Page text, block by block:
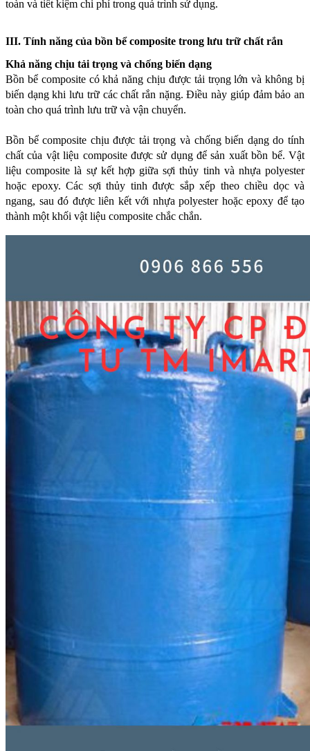
toàn và tiết kiệm chi phí trong quá trình sử dụng.
III. Tính năng của bồn bể composite trong lưu trữ chất rắn
Khả năng chịu tải trọng và chống biến dạng
Bồn bể composite có khả năng chịu được tải trọng lớn và không bị
biến dạng khi lưu trữ các chất rắn nặng. Điều này giúp đảm bảo an
toàn cho quá trình lưu trữ và vận chuyển.
Bồn bể composite chịu được tải trọng và chống biến dạng do tính
chất của vật liệu composite được sử dụng để sản xuất bồn bể. Vật
liệu composite là sự kết hợp giữa sợi thủy tinh và nhựa polyester
hoặc epoxy. Các sợi thủy tinh được sắp xếp theo chiều dọc và
ngang, sau đó được liên kết với nhựa polyester hoặc epoxy để tạo
thành một khối vật liệu composite chắc chắn.